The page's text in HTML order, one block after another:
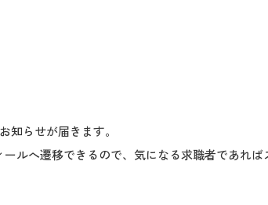
知らせが届きます。
ルへ遷移できるので、気になる求職者であれ